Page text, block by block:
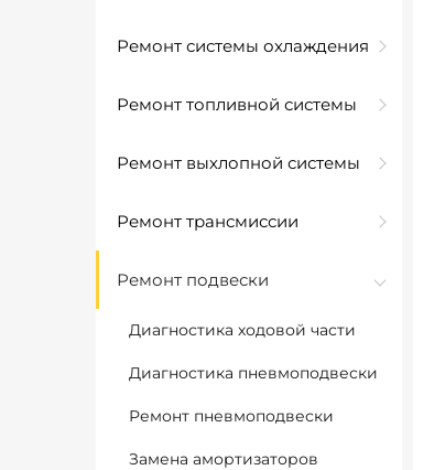
Ремонт системы охлаждения
Ремонт топливной системы
Ремонт выхлопной системы
Ремонт трансмиссии
Ремонт подвески
Диагностика ходовой части
Диагностика пневмоподвески
Ремонт пневмоподвески
Замена амортизаторов